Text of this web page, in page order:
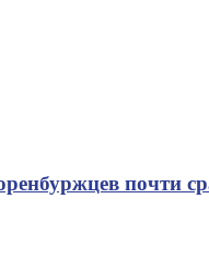
почти